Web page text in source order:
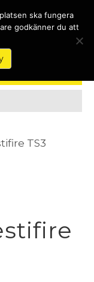
TS3
ska fungera
godkänner du att